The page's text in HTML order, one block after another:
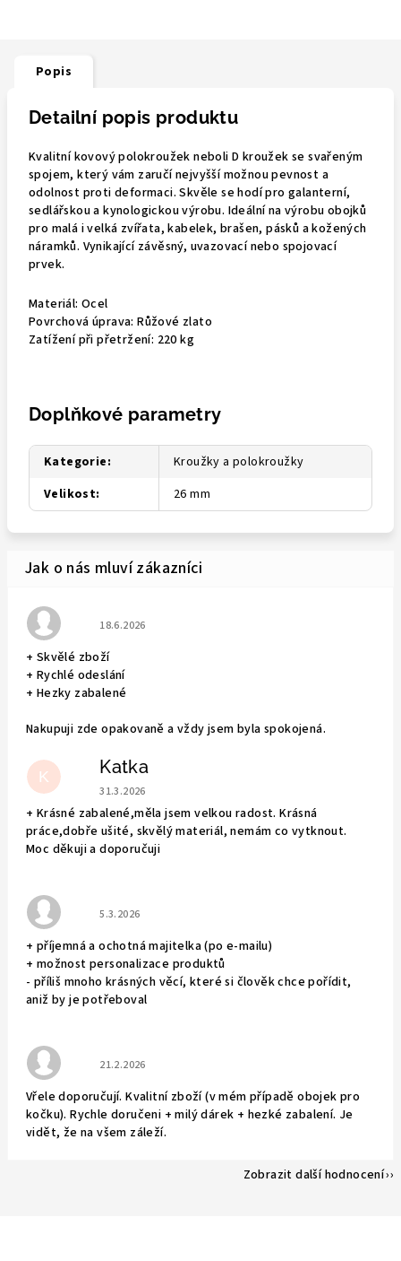
Popis
Detailní popis produktu
Kvalitní kovový polokroužek neboli D kroužek se svařeným
spojem, který vám zaručí nejvyšší možnou pevnost a
odolnost proti deformaci. Skvěle se hodí pro galanterní,
sedlářskou a kynologickou výrobu. Ideální na výrobu obojků
pro malá i velká zvířata, kabelek, brašen, pásků a kožených
náramků. Vynikající závěsný, uvazovací nebo spojovací
prvek.
Materiál:Ocel
Povrchová úprava:Růžové zlato
Zatížení při přetržení: 220 kg
Doplňkové parametry
Kategorie:
Kroužky a polokroužky
Velikost: 26 mm
Hodnocení obchodu je 5 z 5 hvězdiček.
18.6.2026
+ Skvělé zboží
+ Rychlé odeslání
+ Hezky zabalené
Nakupuji zde opakovaně a vždy jsem byla spokojená.
K Katka
Hodnocení obchodu je 5 z 5 hvězdiček.
31.3.2026
+ Krásné zabalené,měla jsem velkou radost. Krásná
práce,dobře ušité, skvělý materiál, nemám co vytknout.
Moc děkuji a doporučuji
Hodnocení obchodu je 5 z 5 hvězdiček.
5.3.2026
+ příjemná a ochotná majitelka (po e-mailu)
+ možnost personalizace produktů
- příliš mnoho krásných věcí, které si člověk chce pořídit,
aniž by je potřeboval
Hodnocení obchodu je 5 z 5 hvězdiček.
21.2.2026
Vřele doporučují. Kvalitní zboží (v mém případě obojek pro
kočku). Rychle doručeni + milý dárek + hezké zabalení. Je
vidět, že na všem záleží.
Zobrazit další hodnocení